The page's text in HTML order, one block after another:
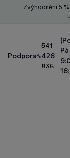
Zvýhodnění 5
Podpora
541
426
835
Pá